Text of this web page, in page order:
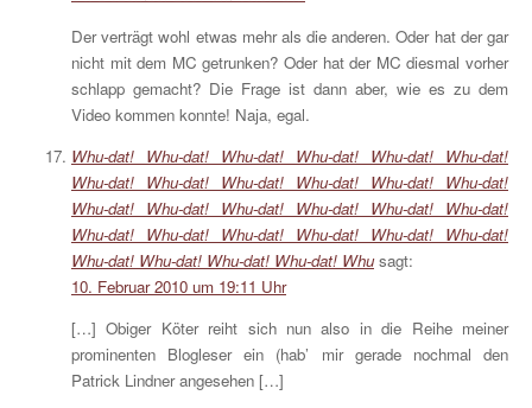
Der verträgt wohl etwas mehr als die anderen. Oder hat der gar
nicht mit dem MC getrunken? Oder hat der MC diesmal vorher
schlapp gemacht? Die Frage ist dann aber, wie es zu dem
Video kommen konnte! Naja, egal.
Whu-dat! Whu-dat! Whu-dat! Whu-dat! Whu-dat! Whu-dat!
Whu-dat! Whu-dat! Whu-dat! Whu-dat! Whu-dat! Whu-dat!
Whu-dat! Whu-dat! Whu-dat! Whu-dat! Whu-dat! Whu-dat!
Whu-dat! Whu-dat! Whu-dat! Whu-dat! Whu-dat! Whu-dat!
Whu-dat! Whu-dat! Whu-dat! Whu-dat! Whu sagt:
10. Februar 2010 um 19:11 Uhr
[…] Obiger Köter reiht sich nun also in die Reihe meiner
prominenten Blogleser ein (hab’ mir gerade nochmal den
Patrick Lindner angesehen […]